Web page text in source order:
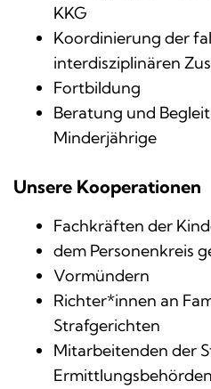
KKG
Koordinierung der
interdisziplinären
Fortbildung
Beratung und
Minderjährige
Unsere Kooperationen
Fachkräften der
dem Personenkreis
Vormündern
Richter*innen an
Strafgerichten
Mitarbeitenden der
Ermittlungsbehörden